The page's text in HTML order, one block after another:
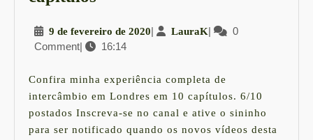
em
|
10
capítulos
9 de fevereiro de 20209
de
2020
| LauraKLauraK
|
0
Comment| 16:14
Confira minha experiência completa de
intercâmbio em Londres em 10 capítulos. 6/10
postados Inscreva-se no canal e ative o sininho
para ser notificado quando os novos vídeos desta